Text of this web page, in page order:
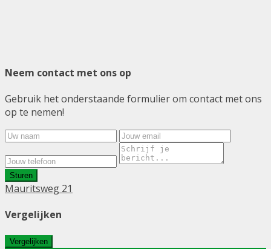
Neem contact met ons op
Gebruik het onderstaande formulier om contact met ons
op te nemen!
Sturen
Mauritsweg 21
Vergelijken
Vergelijken